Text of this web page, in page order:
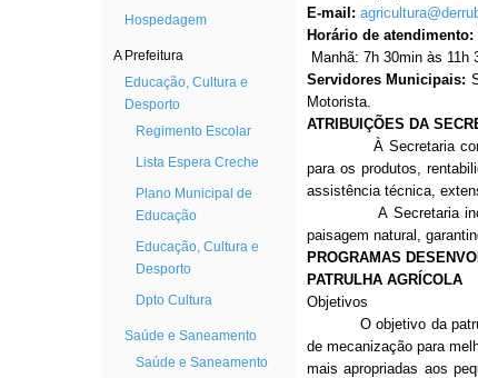
Hospedagem
A Prefeitura
Educação, Cultura e
Desporto
Regimento Escolar
Lista Espera Creche
Plano Municipal de
Educação
Educação, Cultura e
Desporto
Dpto Cultura
Saúde e Saneamento
Saúde e Saneamento
E-mail:
Horário de atendimento:
Manhã: 7h 30min às 11h
Servidores Municipais:
Motorista.
ATRIBUIÇÕES DA
À Secretaria compete
para os produtos,
assistência técnica,
A Secretaria
paisagem natural,
PROGRAMAS
PATRULHA AGRÍCOLA
Objetivos
O objetivo da
de mecanização para
mais apropriadas aos